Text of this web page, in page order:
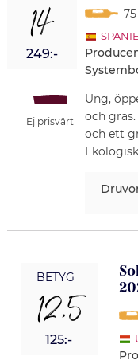
14
249:-
Ej prisvärt
Ung,
och
och ett
BETYG
12,5
125:-